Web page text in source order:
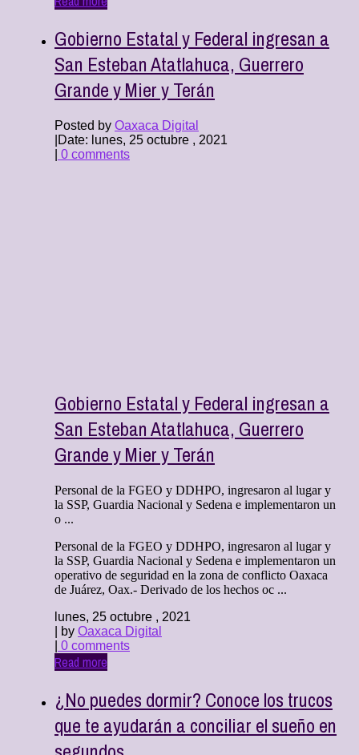
Gobierno Estatal y Federal ingresan a
San Esteban Atatlahuca, Guerrero
Grande y Mier y Terán
Posted by Oaxaca Digital
Date: lunes, 25 octubre , 2021
0 comments
Gobierno Estatal y Federal ingresan a
San Esteban Atatlahuca, Guerrero
Grande y Mier y Terán
Personal de la FGEO y DDHPO, ingresaron al lugar y
la SSP, Guardia Nacional y Sedena e implementaron un
o ...
Personal de la FGEO y DDHPO, ingresaron al lugar y
la SSP, Guardia Nacional y Sedena e implementaron un
operativo de seguridad en la zona de conflicto Oaxaca
de Juárez, Oax.- Derivado de los hechos oc ...
lunes, 25 octubre , 2021
| by Oaxaca Digital
0 comments
Read more
¿No puedes dormir? Conoce los trucos
que te ayudarán a conciliar el sueño en